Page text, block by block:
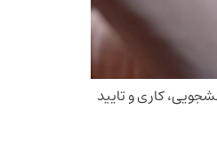
کاری و تایید